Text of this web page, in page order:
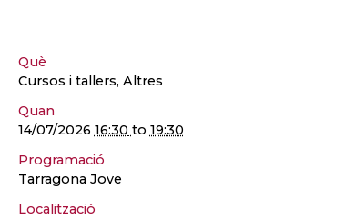
Què
Cursos i tallers, Altres
Quan
14/07/2026 16:30 to 19:30
Programació
Tarragona Jove
Localització